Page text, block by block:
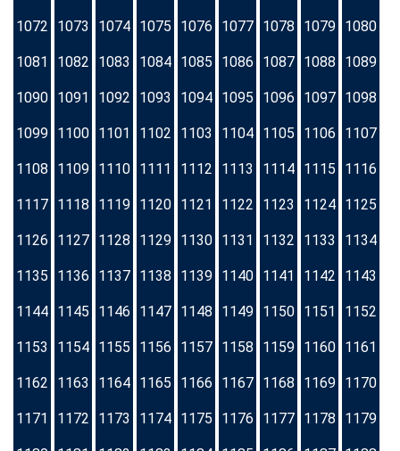
1072 1073 1074 1075 1076 1077 1078 1079 1080
1081 1082 1083 1084 1085 1086 1087 1088 1089
1090 1091 1092 1093 1094 1095 1096 1097 1098
1099 1100 1101 1102 1103 1104 1105 1106 1107
1108 1109 1110 1111 1112 1113 1114 1115 1116
1117 1118 1119 1120 1121 1122 1123 1124 1125
1126 1127 1128 1129 1130 1131 1132 1133 1134
1135 1136 1137 1138 1139 1140 1141 1142 1143
1144 1145 1146 1147 1148 1149 1150 1151 1152
1153 1154 1155 1156 1157 1158 1159 1160 1161
1162 1163 1164 1165 1166 1167 1168 1169 1170
1171 1172 1173 1174 1175 1176 1177 1178 1179